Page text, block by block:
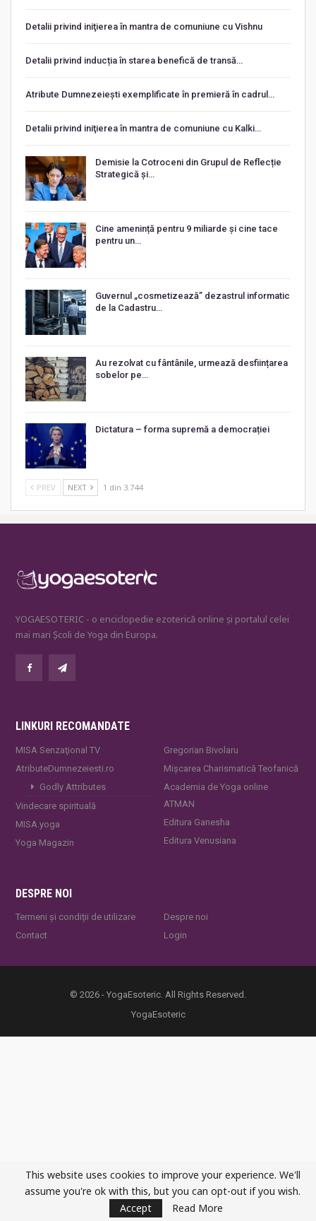
Detalii privind iniţierea în mantra de comuniune cu Vishnu
Detalii privind inducția în starea benefică de transă…
Atribute Dumnezeiești exemplificate în premieră în cadrul…
Detalii privind iniţierea în mantra de comuniune cu Kalki…
Demisie la Cotroceni din Grupul de Reflecție
Strategică și…
Cine amenință pentru 9 miliarde și cine tace
pentru un…
Guvernul „cosmetizează” dezastrul informatic
de la Cadastru…
Au rezolvat cu fântânile, urmează desființarea
sobelor pe…
Dictatura – forma supremă a democrației
PREV NEXT 1 din 3.744
YOGAESOTERIC - o enciclopedie ezoterică online și portalul celei
mai mari Școli de Yoga din Europa.
LINKURI RECOMANDATE
MISA Senzaţional TV
AtributeDumnezeiesti.ro
Godly Attributes
Vindecare spirituală
MISA.yoga
Yoga Magazin
Gregorian Bivolaru
Mișcarea Charismatică Teofanică
Academia de Yoga online
ATMAN
Editura Ganesha
Editura Venusiana
DESPRE NOI
Termeni și condiții de utilizare
Contact
Despre noi
Login
© 2026 - YogaEsoteric. All Rights Reserved.
YogaEsoteric
This website uses cookies to improve your experience. We'll
assume you're ok with this, but you can opt-out if you wish.
Accept
Read More